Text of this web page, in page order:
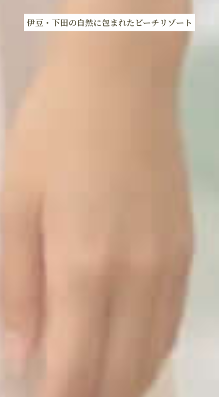
伊豆・下田の自然に包まれたビーチリゾート